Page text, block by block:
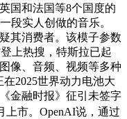
国和法国等8个国度的
段实人创做的音乐。
其消费者。该模子参数
上热搜，特斯拉已起
像、音频、视频等多种
2025世界动力电池大
金融时报》征引未签字
上市。OpenAI说，通过